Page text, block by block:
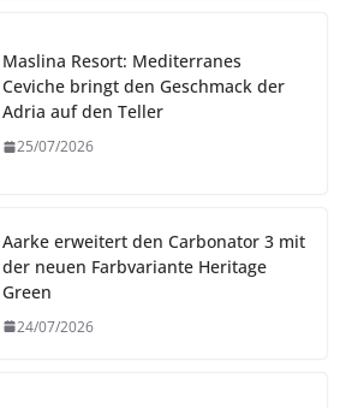
Maslina Resort: Mediterranes
Ceviche bringt den Geschmack der
Adria auf den Teller
25/07/2026
Aarke erweitert den Carbonator 3 mit
der neuen Farbvariante Heritage
Green
24/07/2026